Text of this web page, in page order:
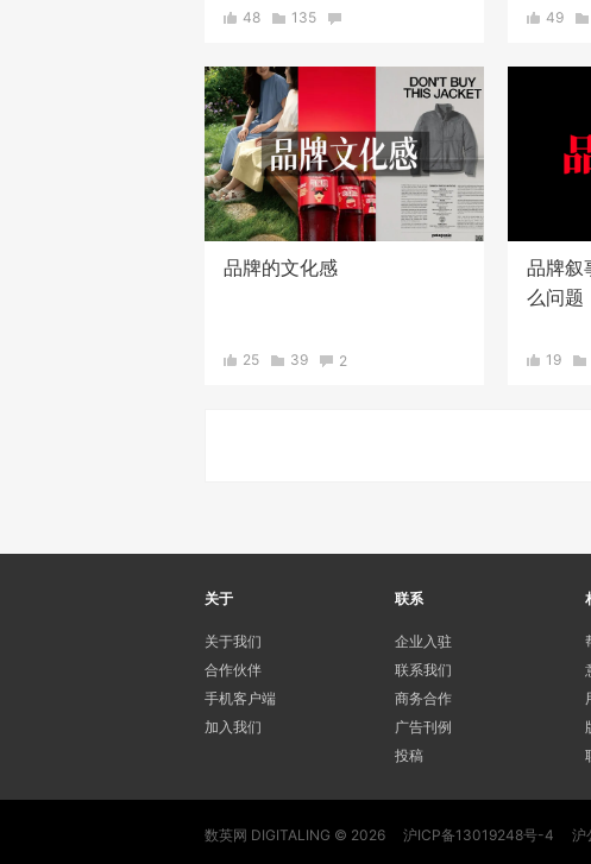
48 135 49
品牌的文化感
25 39 2
品牌叙
么问题
19
关于
关于我们
合作伙伴
手机客户端
加入我们
联系
企业入驻
联系我们
商务合作
广告刊例
投稿
数英网 DIGITALING © 2026 沪ICP备13019248号-4 沪